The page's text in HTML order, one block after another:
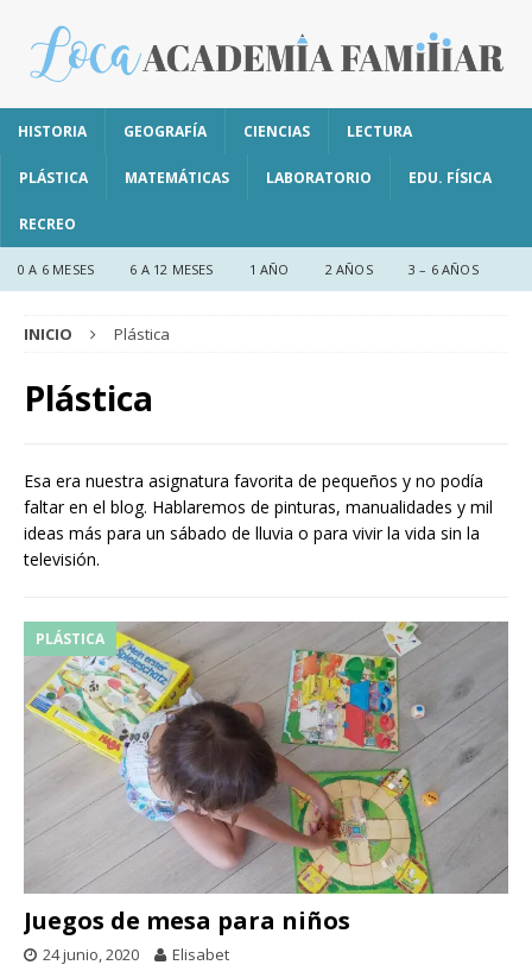
HISTORIA GEOGRAFÍA CIENCIAS LECTURA
PLÁSTICA MATEMÁTICAS LABORATORIO EDU. FÍSICA
RECREO
0 A 6 MESES 6 A 12 MESES 1 AÑO 2 AÑOS 3 – 6 AÑOS
INICIO Plástica
Plástica
Esa era nuestra asignatura favorita de pequeños y no podía
faltar en el blog. Hablaremos de pinturas, manualidades y mil
ideas más para un sábado de lluvia o para vivir la vida sin la
televisión.
PLÁSTICA
Juegos de mesa para niños
24 junio, 2020 Elisabet